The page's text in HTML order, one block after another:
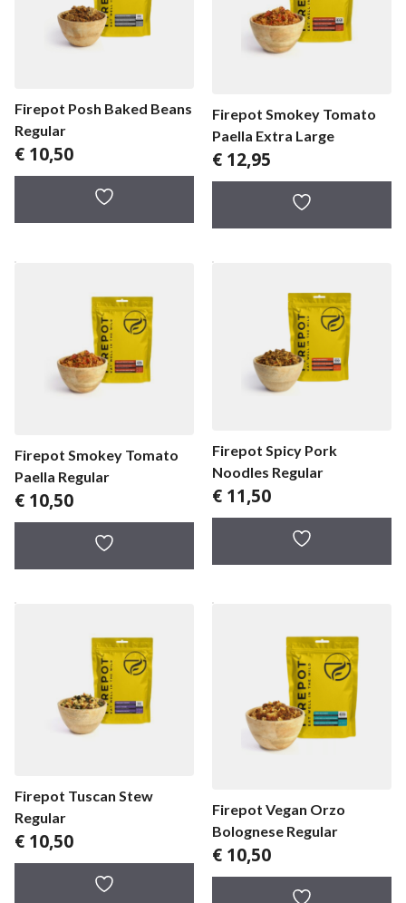
Firepot Posh Baked Beans
Regular
€ 10,50
Firepot Smokey Tomato
Paella Extra Large
€ 12,95
Firepot Smokey Tomato
Paella Regular
€ 10,50
Firepot Spicy Pork
Noodles Regular
€ 11,50
Firepot Tuscan Stew
Regular
€ 10,50
Firepot Vegan Orzo
Bolognese Regular
€ 10,50